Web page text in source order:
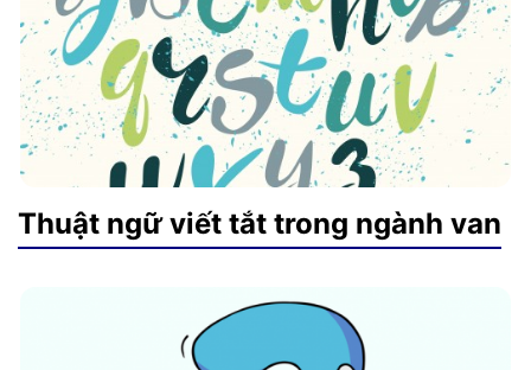
Thuật ngữ viết tắt trong ngành van